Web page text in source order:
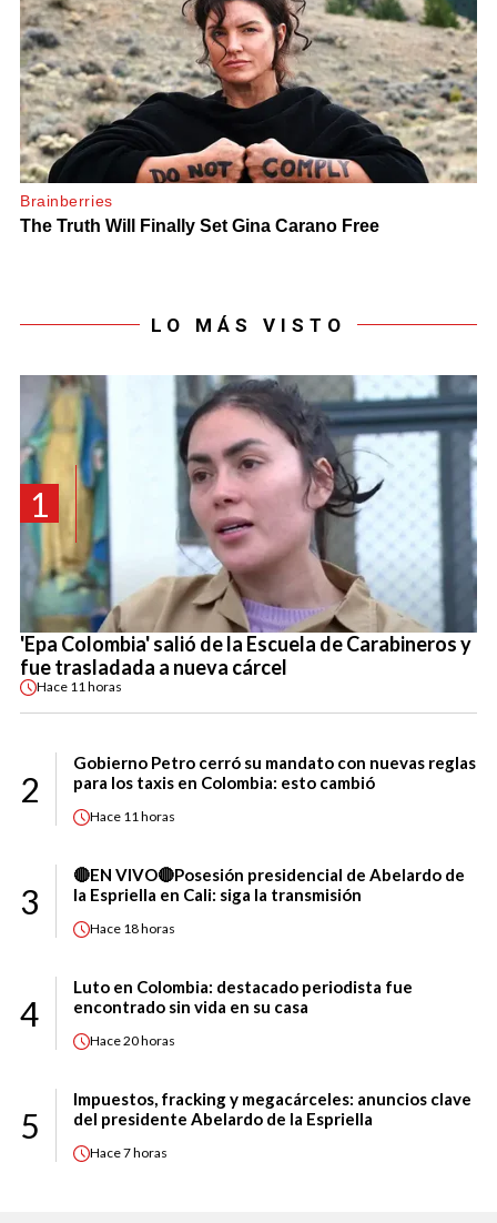
LO MÁS VISTO
1
'Epa Colombia' salió de la Escuela de Carabineros y
fue trasladada a nueva cárcel
Hace 11 horas
2
Gobierno Petro cerró su mandato con nuevas reglas
para los taxis en Colombia: esto cambió
Hace 11 horas
3
🔴EN VIVO🔴Posesión presidencial de Abelardo de
la Espriella en Cali: siga la transmisión
Hace 18 horas
4
Luto en Colombia: destacado periodista fue
encontrado sin vida en su casa
Hace20 horas
5
Impuestos, fracking y megacárceles: anuncios clave
del presidente Abelardo de la Espriella
Hace7 horas